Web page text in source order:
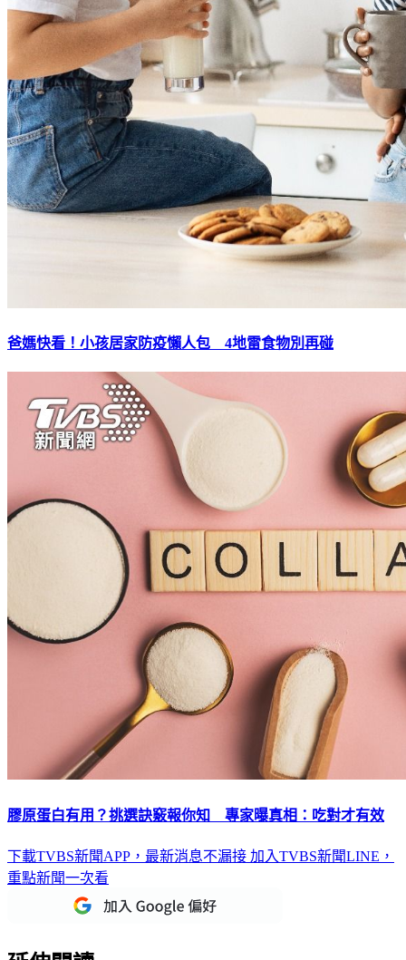
爸媽快看！小孩居家防疫懶人包 4地雷食物別再碰
膠原蛋白有用？挑選訣竅報你知 專家曝真相：吃對才有效
下載TVBS新聞APP，最新消息不漏接 加入TVBS新聞LINE，
重點新聞一次看